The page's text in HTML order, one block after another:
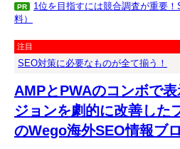
PR
1位を目指すには競合調査が重要
料）
注目
SEO対策に必要なものが全て揃う！
AMPとPWAのコンボで
ジョンを劇的に改善した
のWego海外SEO情報ブ